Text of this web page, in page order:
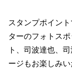
スタンプポイン
ターのフォトス
ト、司波達也、
ージもお楽しみい